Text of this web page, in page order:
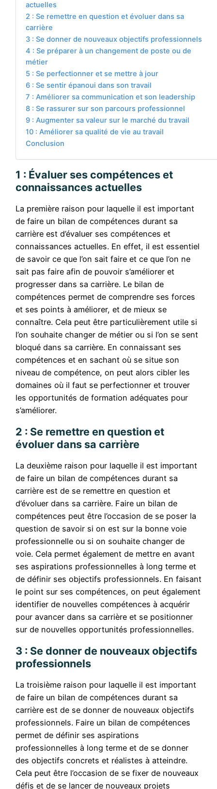
actuelles
2 : Se remettre en question et évoluer dans sa
carrière
3 : Se donner de nouveaux objectifs professionnels
4 : Se préparer à un changement de poste ou de
métier
5 : Se perfectionner et se mettre à jour
6 : Se sentir épanoui dans son travail
7 : Améliorer sa communication et son leadership
8 : Se rassurer sur son parcours professionnel
9 : Augmenter sa valeur sur le marché du travail
10 : Améliorer sa qualité de vie au travail
Conclusion
1 : Évaluer ses compétences et
connaissances actuelles
La première raison pour laquelle il est important
de faire un bilan de compétences durant sa
carrière est d’évaluer ses compétences et
connaissances actuelles. En effet, il est essentiel
de savoir ce que l’on sait faire et ce que l’on ne
sait pas faire afin de pouvoir s’améliorer et
progresser dans sa carrière. Le bilan de
compétences permet de comprendre ses forces
et ses points à améliorer, et de mieux se
connaître. Cela peut être particulièrement utile si
l’on souhaite changer de métier ou si l’on se sent
bloqué dans sa carrière. En connaissant ses
compétences et en sachant où se situe son
niveau de compétence, on peut alors cibler les
domaines où il faut se perfectionner et trouver
les opportunités de formation adéquates pour
s’améliorer.
2 : Se remettre en question et
évoluer dans sa carrière
La deuxième raison pour laquelle il est important
de faire un bilan de compétences durant sa
carrière est de se remettre en question et
d’évoluer dans sa carrière. Faire un bilan de
compétences peut être l’occasion de se poser la
question de savoir si on est sur la bonne voie
professionnelle ou si on souhaite changer de
voie. Cela permet également de mettre en avant
ses aspirations professionnelles à long terme et
de définir ses objectifs professionnels. En faisant
le point sur ses compétences, on peut également
identifier de nouvelles compétences à acquérir
pour avancer dans sa carrière et se positionner
sur de nouvelles opportunités professionnelles.
3 : Se donner de nouveaux objectifs
professionnels
La troisième raison pour laquelle il est important
de faire un bilan de compétences durant sa
carrière est de se donner de nouveaux objectifs
professionnels. Faire un bilan de compétences
permet de définir ses aspirations
professionnelles à long terme et de se donner
des objectifs concrets et réalistes à atteindre.
Cela peut être l’occasion de se fixer de nouveaux
défis et de se lancer de nouveaux projets